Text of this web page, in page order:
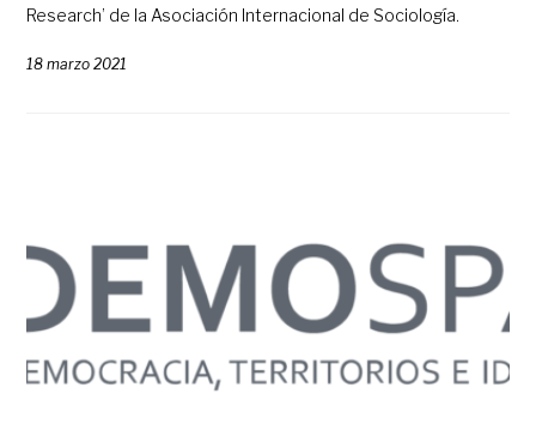
Research’ de la Asociación Internacional de Sociología.
18 marzo 2021